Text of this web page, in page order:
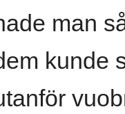
man
kunde